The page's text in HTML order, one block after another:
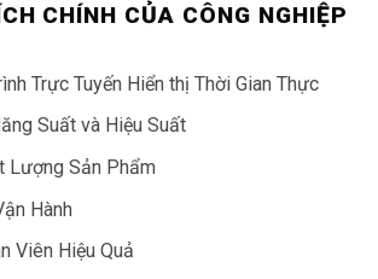
CHÍNH CỦA CÔNG NGHIỆP
Trực Tuyến Hiển thị Thời Gian Thực
Suất và Hiệu Suất
Lượng Sản Phẩm
Hành
Viên Hiệu Quả